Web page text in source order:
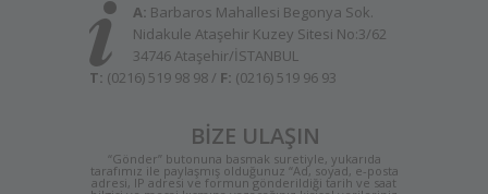
A: Barbaros Mahallesi Begonya Sok.
Nidakule Ataşehir Kuzey Sitesi No:3/62
34746 Ataşehir/İSTANBUL
T: (0216) 519 98 98 / F: (0216) 519 96 93
BİZE ULAŞIN
“Gönder” butonuna basmak suretiyle, yukarıda
tarafımız ile paylaşmış olduğunuz “Ad, soyad, e-posta
adresi, IP adresi ve formun gönderildiği tarih ve saat